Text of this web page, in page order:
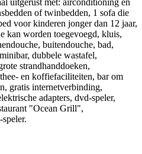
uitgerust met: airconditioning en
of twinbedden, 1 sofa die
voor kinderen jonger dan 12 jaar,
kan worden toegevoegd, kluis,
buitendouche, bad,
dubbele wastafel,
strandhanddoeken,
en koffiefaciliteiten, bar om
gratis internetverbinding,
adapters, dvd-speler,
"Ocean Grill",